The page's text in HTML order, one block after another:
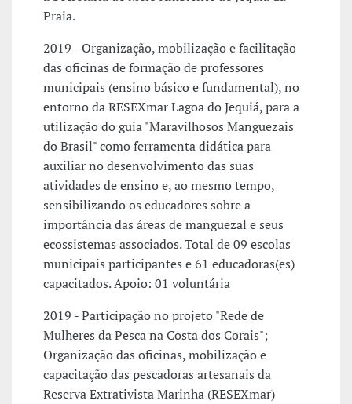
Praia.
2019 - Organização, mobilização e facilitação
das oficinas de formação de professores
municipais (ensino básico e fundamental), no
entorno da RESEXmar Lagoa do Jequiá, para a
utilização do guia "Maravilhosos Manguezais
do Brasil" como ferramenta didática para
auxiliar no desenvolvimento das suas
atividades de ensino e, ao mesmo tempo,
sensibilizando os educadores sobre a
importância das áreas de manguezal e seus
ecossistemas associados. Total de 09 escolas
municipais participantes e 61 educadoras(es)
capacitados. Apoio: 01 voluntária
2019 - Participação no projeto "Rede de
Mulheres da Pesca na Costa dos Corais";
Organização das oficinas, mobilização e
capacitação das pescadoras artesanais da
Reserva Extrativista Marinha (RESEXmar)